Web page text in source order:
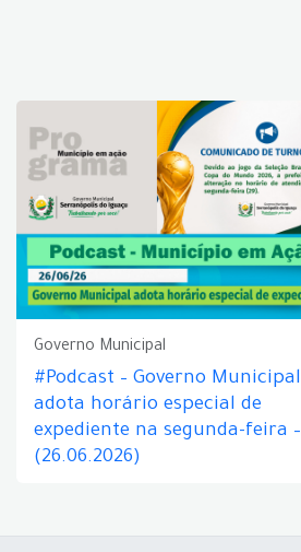
Governo Municipal
#Podcast – Governo Municipal
adota horário especial de
expediente na segunda-feira –
(26.06.2026)